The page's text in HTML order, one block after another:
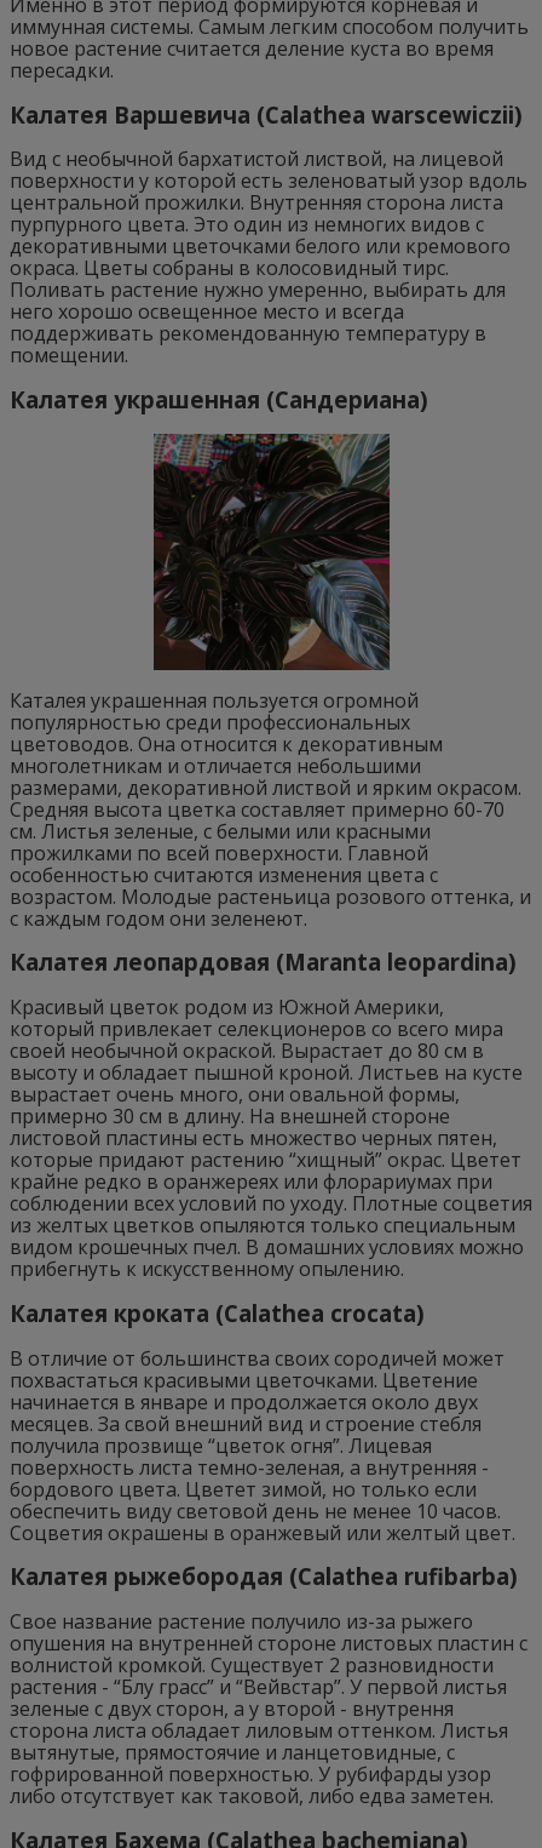
иммунная системы. Самым легким способом получить
новое растение считается деление куста во время
пересадки.
Калатея Варшевича (Calathea warscewiczii)
Вид с необычной бархатистой листвой, на лицевой
поверхности у которой есть зеленоватый узор вдоль
центральной прожилки. Внутренняя сторона листа
пурпурного цвета. Это один из немногих видов с
декоративными цветочками белого или кремового
окраса. Цветы собраны в колосовидный тирс.
Поливать растение нужно умеренно, выбирать для
него хорошо освещенное место и всегда
поддерживать рекомендованную температуру в
помещении.
Калатея украшенная (Сандериана)
Каталея украшенная пользуется огромной
популярностью среди профессиональных
цветоводов. Она относится к декоративным
многолетникам и отличается небольшими
размерами, декоративной листвой и ярким окрасом.
Средняя высота цветка составляет примерно 60-70
см. Листья зеленые, с белыми или красными
прожилками по всей поверхности. Главной
особенностью считаются изменения цвета с
возрастом. Молодые растеньица розового оттенка, и
с каждым годом они зеленеют.
Калатея леопардовая (Maranta leopardina)
Красивый цветок родом из Южной Америки,
который привлекает селекционеров со всего мира
своей необычной окраской. Вырастает до 80 см в
высоту и обладает пышной кроной. Листьев на кусте
вырастает очень много, они овальной формы,
примерно 30 см в длину. На внешней стороне
листовой пластины есть множество черных пятен,
которые придают растению “хищный” окрас. Цветет
крайне редко в оранжереях или флорариумах при
соблюдении всех условий по уходу. Плотные соцветия
из желтых цветков опыляются только специальным
видом крошечных пчел. В домашних условиях можно
прибегнуть к искусственному опылению.
Калатея кроката (Calathea crocata)
В отличие от большинства своих сородичей может
похвастаться красивыми цветочками. Цветение
начинается в январе и продолжается около двух
месяцев. За свой внешний вид и строение стебля
получила прозвище “цветок огня”. Лицевая
поверхность листа темно-зеленая, а внутренняя -
бордового цвета. Цветет зимой, но только если
обеспечить виду световой день не менее 10 часов.
Соцветия окрашены в оранжевый или желтый цвет.
Калатея рыжебородая (Calathea rufibarba)
Свое название растение получило из-за рыжего
опушения на внутренней стороне листовых пластин с
волнистой кромкой. Существует 2 разновидности
растения - “Блу грасс” и “Вейвстар”. У первой листья
зеленые с двух сторон, а у второй - внутрення
сторона листа обладает лиловым оттенком. Листья
вытянутые, прямостоячие и ланцетовидные, с
гофрированной поверхностью. У рубифарды узор
либо отсутствует как таковой, либо едва заметен.
Калатея Бахема (Calathea bachemiana)